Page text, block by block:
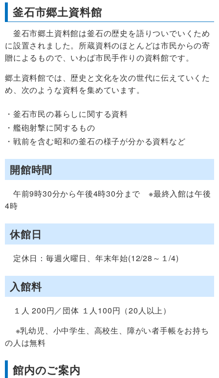
釜石市郷土資料館
釜石市郷土資料館は釜石の歴史を語りついでい く ため
に設置されました。所蔵資料のほとんどは市民からの寄
贈によるもので、いわば市民手作りの資料館です。
郷土資料館では、歴史と文化を次の世代に伝えていくた
め、次のような資料を集めています。
釜石市民の暮らしに関する資料
艦砲射撃に関するもの
戦前を含む昭和の釜石の様子が分かる資料など
開館時間
午前9時30分から午後4時30分まで ※最終入館は午後
4時
休館日
定休日：毎週火曜日、年末年始(12/28～１/4)
入館料
１人 200円／団体 １人100円（20人以上）
※乳幼児、小中学生、高校生、障がい者手帳をお持ち
の人は無料
館内のご案内